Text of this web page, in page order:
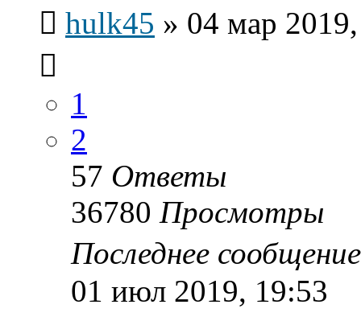
hulk45 » 04 мар
1
2
57 Ответы
36780 Просмотры
Последнее
01 июл 2019, 19:53